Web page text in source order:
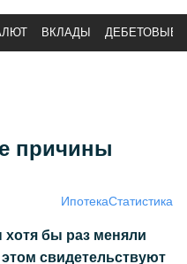
ВКЛАДЫ ДЕБЕТОВЫЕ
причины
ИпотекаСтатистика
бы раз меняли
свидетельствуют